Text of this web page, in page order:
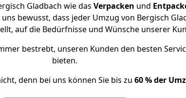
Gladbach wie das Verpacken und
bewusst, dass jeder Umzug von Bergisch
auf die Bedürfnisse und Wünsche unserer
bestrebt, unseren Kunden den besten
bieten.
denn bei uns können Sie bis zu 60 % der